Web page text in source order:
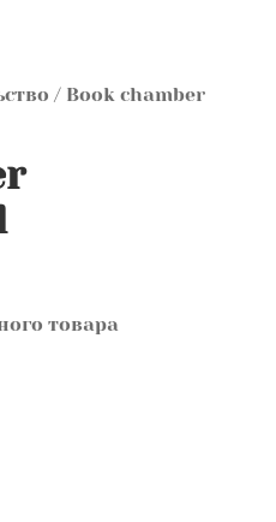
/ Book chamber
товара